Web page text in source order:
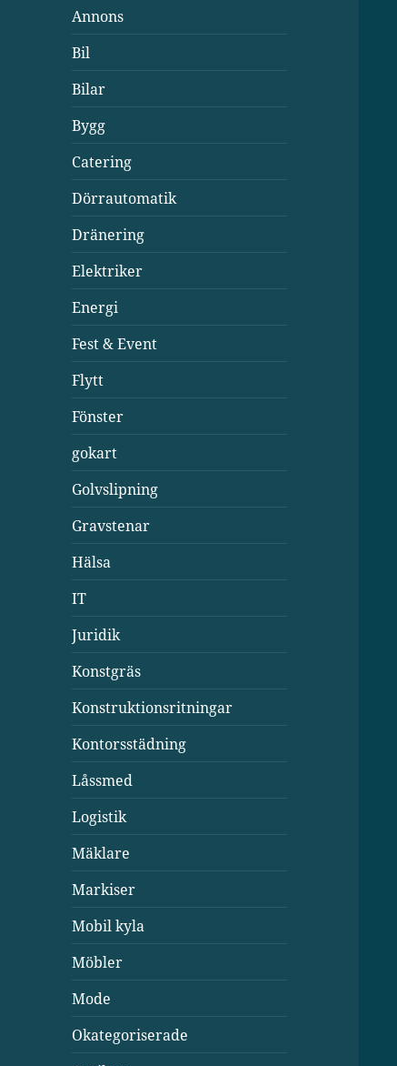
Annons
Bil
Bilar
Bygg
Catering
Dörrautomatik
Dränering
Elektriker
Energi
Fest & Event
Flytt
Fönster
gokart
Golvslipning
Gravstenar
Hälsa
IT
Juridik
Konstgräs
Konstruktionsritningar
Kontorsstädning
Låssmed
Logistik
Mäklare
Markiser
Mobil kyla
Möbler
Mode
Okategoriserade